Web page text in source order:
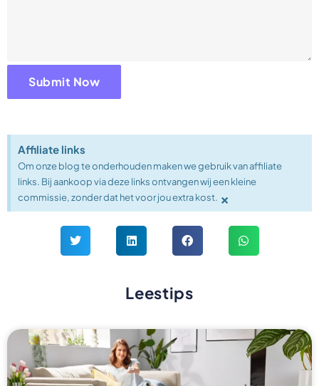
Affiliate links
Om onze blog te onderhouden maken we gebruik van affiliate
links. Bij aankoop via deze links ontvangen wij een kleine
commissie, zonder dat het voor jou extra kost. ×
Leestips